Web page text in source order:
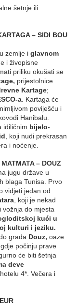
šetnje ili
– SIDI BOU
zemlje i glavnom
i živopisne
priliku okušati se
prijestolnice
Kartage;
a . Kartaga će
poviješću i
Hanibalu.
idiličnim bijelo-
, koji nudi prekrasan
i noćenje.
– DOUZ
jugu države u
blaga Tunisa. Prvo
vidjeti jedan od
, koji je nekad
vožnja do mjesta
kući u
kulturi i jeziku.
grada Douz, oaze
počinju prave
će biti šetnja
deve
hotelu 4*. Večera i